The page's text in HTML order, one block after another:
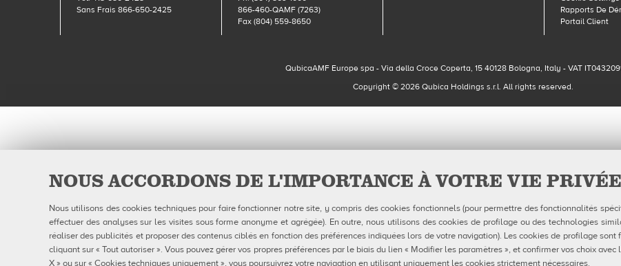
NOUS ACCORDONS DE L'IMPORTANCE À VOTRE VIE PRIVÉE
Nous utilisons des cookies techniques pour faire fonctionner notre site, y compris des cookies fonctionnels (pour permettre des fonctionnalités
effectuer des analyses sur les visites sous forme anonyme et agrégée). En outre, nous utilisons des cookies de profilage ou des technologies
réaliser des publicités et proposer des contenus ciblés en fonction des préférences indiquées lors de votre navigation). Les cookies de profilage
cliquant sur « Tout autoriser ». Vous pouvez gérer vos propres préférences par le biais du lien « Modifier les paramètres », et confirmer vos choix
X » ou sur « Cookies techniques uniquement », vous poursuivrez votre navigation en utilisant uniquement les cookies strictement nécessaires.
Sans Frais 866-650-2425
866-460-QAMF (7263)
Fax (804) 559-8650
Rapports De
Portail Client
QubicaAMF Europe spa - Via della Croce Coperta, 15 40128 Bologna, Italy - VAT
Copyright © 2026 Qubica Holdings s.r.l. All rights reserved.